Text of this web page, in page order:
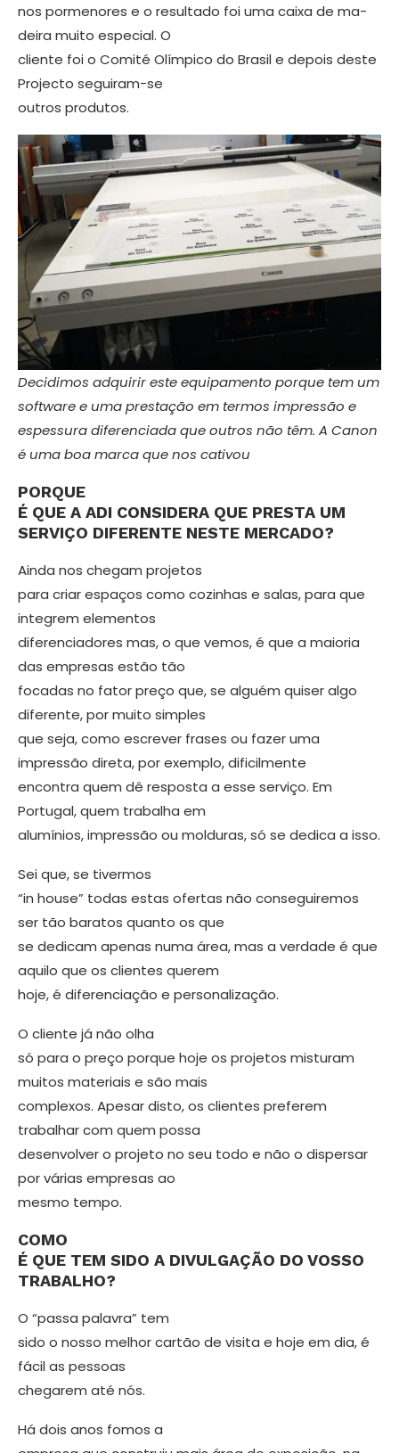
nos porme­nores e o resultado foi uma caixa de ma­
deira muito especial. O
cliente foi o Co­mité Olímpico do Brasil e depois deste
Projecto seguiram-se
outros produtos.
Decidimos adquirir este equipamento porque tem um
software e uma prestação em termos impressão e
espessura diferenciada que outros não têm. A Canon
é uma boa marca que nos cativou
PORQUE
É QUE A ADI CONSIDERA QUE PRESTA UM
SERVIÇO DIFEREN­TE NESTE MERCADO?
Ainda nos chegam projetos
para criar espaços como cozinhas e salas, para que
integrem elementos
diferenciado­res mas, o que vemos, é que a maio­ria
das empresas estão tão
focadas no fator preço que, se alguém quiser algo
diferente, por muito simples
que seja, como escrever frases ou fazer uma
impressão direta, por exemplo, difi­cilmente
encontra quem dê resposta a esse serviço. Em
Portugal, quem traba­lha em
alumínios, impressão ou mol­duras, só se dedica a isso.
Sei que, se tivermos
“in house” todas estas ofertas não conseguiremos
ser tão baratos quanto os que
se dedicam apenas numa área, mas a verdade é que
aquilo que os clientes querem
hoje, é diferenciação e personalização.
O cliente já não olha
só para o pre­ço porque hoje os projetos misturam
muitos materiais e são mais
comple­xos. Apesar disto, os clientes preferem
trabalhar com quem possa
desenvolver o projeto no seu todo e não o dispersar
por várias empresas ao
mesmo tempo.
COMO
É QUE TEM SIDO A DIVULGA­ÇÃO DO VOSSO
TRABALHO?
O “passa palavra” tem
sido o nosso me­lhor cartão de visita e hoje em dia, é
fá­cil as pessoas
chegarem até nós.
Há dois anos fomos a